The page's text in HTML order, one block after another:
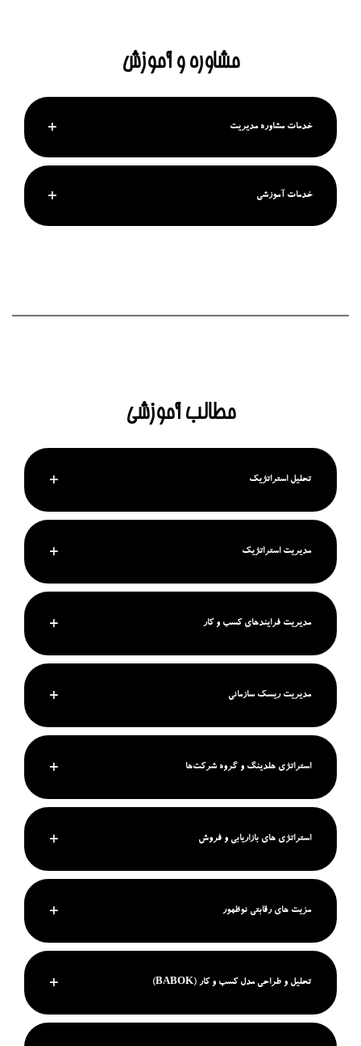
مشاوره و آموزش
خدمات مشاوره مدیریت
خدمات آموزشی
مطالب آموزشی
تحلیل استراتژیک
مدیریت استراتژیک
مدیریت فرایندهای کسب و کار
مدیریت ریسک سازمانی
استراتژی هلدینگ و گروه شرکت‌ها
استراتژی های بازاریابی و فروش
مزیت های رقابتی نوظهور
تحلیل و طراحی مدل کسب و کار (BABOK)